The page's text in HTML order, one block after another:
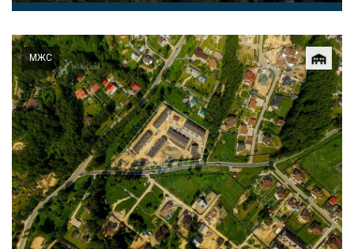
МЖС